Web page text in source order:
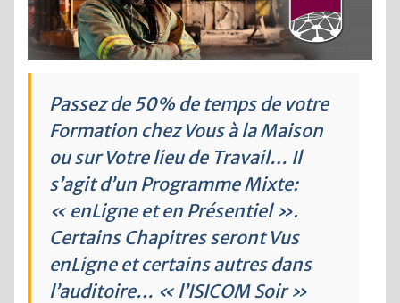
Passez de 50% de temps de votre
Formation chez Vous à la Maison
ou sur Votre lieu de Travail… Il
s’agit d’un Programme Mixte:
« enLigne et en Présentiel ».
Certains Chapitres seront Vus
enLigne et certains autres dans
l’auditoire… « l’ISICOM Soir »